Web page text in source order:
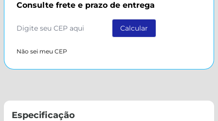
Consulte frete e prazo de entrega
Não sei meu CEP
Especificação